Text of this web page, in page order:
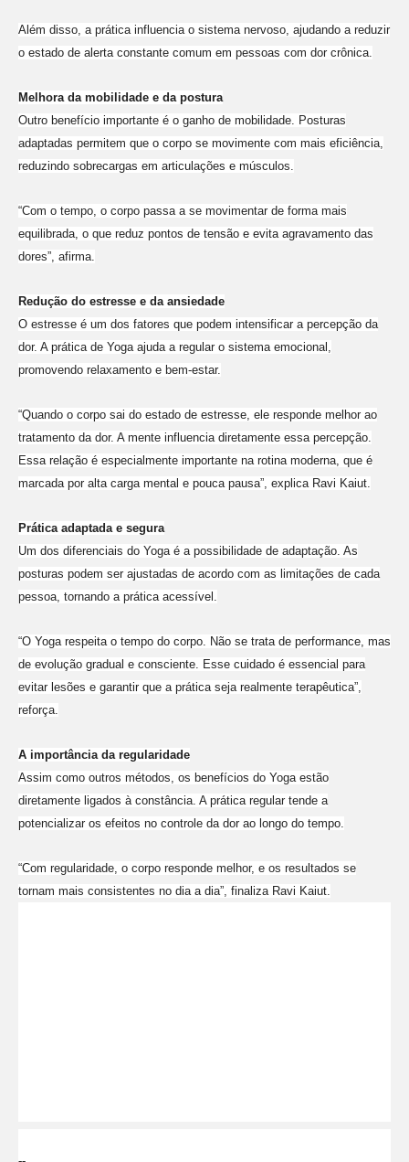
Além disso, a prática influencia o sistema nervoso, ajudando a reduzir
o estado de alerta constante comum em pessoas com dor crônica.
Melhora da mobilidade e da postura
Outro benefício importante é o ganho de mobilidade. Posturas
adaptadas permitem que o corpo se movimente com mais eficiência,
reduzindo sobrecargas em articulações e músculos.
“Com o tempo, o corpo passa a se movimentar de forma mais
equilibrada, o que reduz pontos de tensão e evita agravamento das
dores”, afirma.
Redução do estresse e da ansiedade
O estresse é um dos fatores que podem intensificar a percepção da
dor. A prática de Yoga ajuda a regular o sistema emocional,
promovendo relaxamento e bem-estar.
“Quando o corpo sai do estado de estresse, ele responde melhor ao
tratamento da dor. A mente influencia diretamente essa percepção.
Essa relação é especialmente importante na rotina moderna, que é
marcada por alta carga mental e pouca pausa”, explica Ravi Kaiut.
Prática adaptada e segura
Um dos diferenciais do Yoga é a possibilidade de adaptação. As
posturas podem ser ajustadas de acordo com as limitações de cada
pessoa, tornando a prática acessível.
“O Yoga respeita o tempo do corpo. Não se trata de performance, mas
de evolução gradual e consciente. Esse cuidado é essencial para
evitar lesões e garantir que a prática seja realmente terapêutica”,
reforça.
A importância da regularidade
Assim como outros métodos, os benefícios do Yoga estão
diretamente ligados à constância. A prática regular tende a
potencializar os efeitos no controle da dor ao longo do tempo.
“Com regularidade, o corpo responde melhor, e os resultados se
tornam mais consistentes no dia a dia”, finaliza Ravi Kaiut.